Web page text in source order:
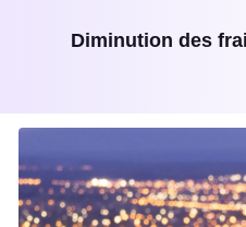
Diminution des